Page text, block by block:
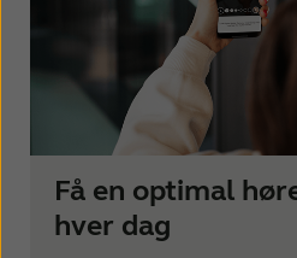
Suomi
United States
Få en optimal
hver dag